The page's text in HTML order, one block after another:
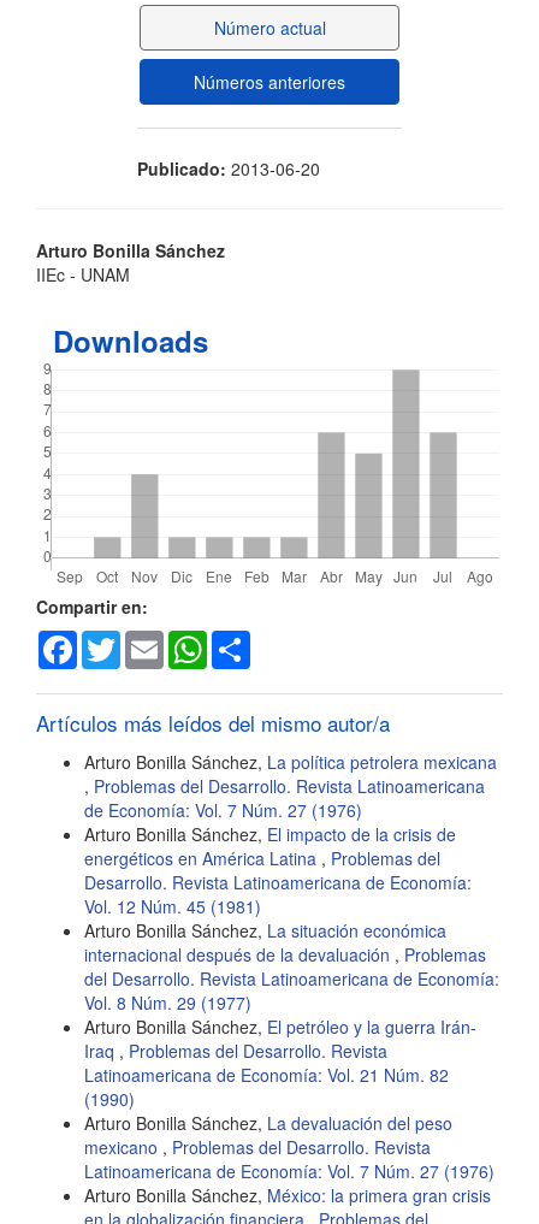
Número actual
Números anteriores
Publicado: 2013-06-20
Contenido
del
artículo
Arturo Bonilla Sánchez
IIEc - UNAM
Downloads
Detalles
del
artículo
Compartir en:
Facebook
TwitterEmail WhatsApp
Artículos más leídos del mismo autor/a
Arturo Bonilla Sánchez, La política petrolera mexicana
, Problemas del Desarrollo. Revista Latinoamericana
de Economía: Vol. 7 Núm. 27 (1976)
Arturo Bonilla Sánchez, El impacto de la crisis de
energéticos en América Latina , Problemas del
Desarrollo. Revista Latinoamericana de Economía:
Vol. 12 Núm. 45 (1981)
Arturo Bonilla Sánchez, La situación económica
internacional después de la devaluación , Problemas
del Desarrollo. Revista Latinoamericana de Economía:
Vol. 8 Núm. 29 (1977)
Arturo Bonilla Sánchez, El petróleo y la guerra Irán-
Iraq , Problemas del Desarrollo. Revista
Latinoamericana de Economía: Vol. 21 Núm. 82
(1990)
Arturo Bonilla Sánchez, La devaluación del peso
mexicano , Problemas del Desarrollo. Revista
Latinoamericana de Economía: Vol. 7 Núm. 27 (1976)
Arturo Bonilla Sánchez, México: la primera gran crisis
en la globalización financiera
Problemas del